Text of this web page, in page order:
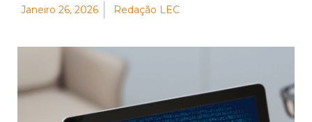
Janeiro 26, 2026 Redação LEC